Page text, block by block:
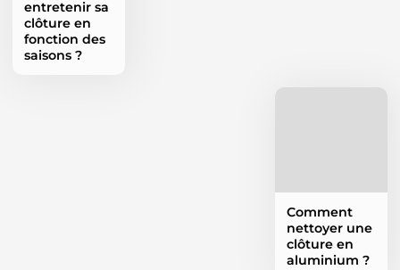
entretenir sa
clôture en
fonction des
saisons ?
Comment
nettoyer une
clôture en
aluminium ?